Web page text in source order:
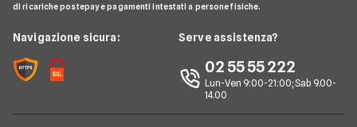
Noleggio Lungo Termine
News
Chi siamo
Perché scegliere Facile.it
Sostituzione Mutuo
Mutuo 100 per cento
BNL
ING
Poste Italiane
Credit Agricole
Notizie Mutui
Argomenti in evidenza Mutui
Calcolatore rata mutuo
di ricariche postepay e pagamenti intestati a persone fisiche.
Navigazione sicura: Serve assistenza?
02 55 55 222
Lun-Ven 9:00-21:00; Sab 9.00-
14.00